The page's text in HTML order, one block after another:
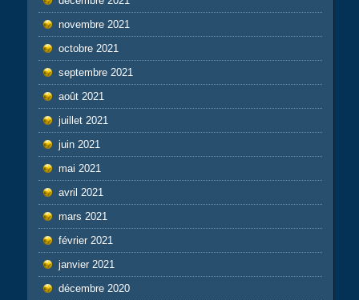
novembre 2021
octobre 2021
septembre 2021
août 2021
juillet 2021
juin 2021
mai 2021
avril 2021
mars 2021
février 2021
janvier 2021
décembre 2020